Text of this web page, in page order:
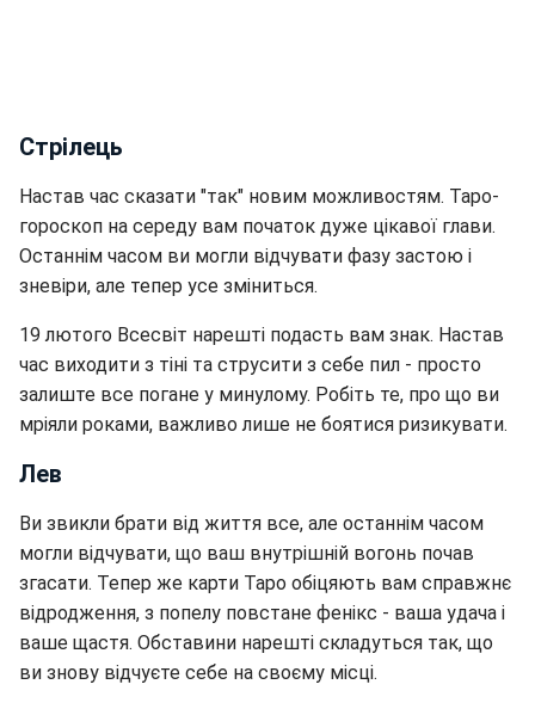
Стрілець
Настав час сказати "так" новим можливостям. Таро-
гороскоп на середу вам початок дуже цікавої глави.
Останнім часом ви могли відчувати фазу застою і
зневіри, але тепер усе зміниться.
19 лютого Всесвіт нарешті подасть вам знак. Настав
час виходити з тіні та струсити з себе пил - просто
залиште все погане у минулому. Робіть те, про що ви
мріяли роками, важливо лише не боятися ризикувати.
Лев
Ви звикли брати від життя все, але останнім часом
могли відчувати, що ваш внутрішній вогонь почав
згасати. Тепер же карти Таро обіцяють вам справжнє
відродження, з попелу повстане фенікс - ваша удача і
ваше щастя. Обставини нарешті складуться так, що
ви знову відчуєте себе на своєму місці.